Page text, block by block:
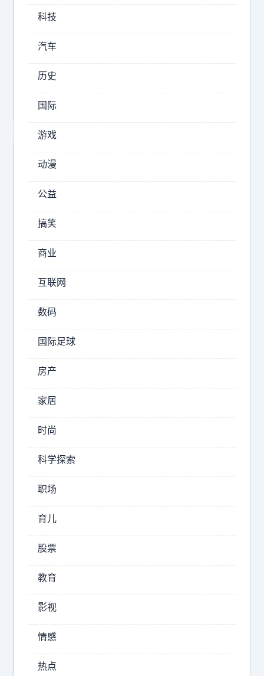
2026-
03
天
赐
声
音
7
这
一
季
简
直
是
觉
宴
大
炸
场
！
实
唱
将
一
开
口
那
音
就
像
忙
寻
宝
藏
观
后
感
节
目
里
家
为
寻
宝
得
不
地
像
群
欢
快
又
执
着
的
小
蜜
蜂
科技
汽车
历史
国际
游戏
动漫
公益
搞笑
商业
互联网
数码
国际足球
房产
家居
时尚
科学探索
职场
育儿
股票
教育
影视
情感
热点